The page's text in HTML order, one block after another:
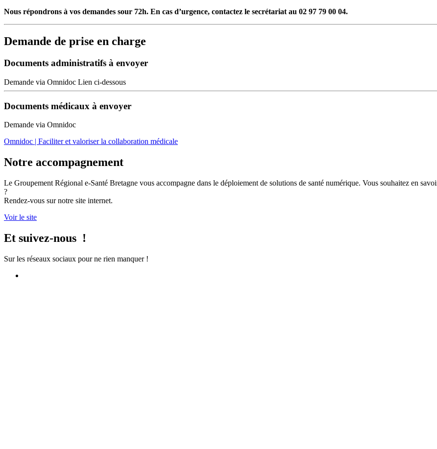
Nous répondrons à vos demandes sour 72h. En cas d’urgence, contactez le secrétariat au 02 97 79 00 04.
Demande de prise en charge
Documents administratifs à envoyer
Demande via Omnidoc Lien ci-dessous
Documents médicaux à envoyer
Demande via Omnidoc
Omnidoc | Faciliter et valoriser la collaboration médicale
Notre accompagnement
Le Groupement Régional e-Santé Bretagne vous accompagne dans le déploiement de solutions de santé numérique. Vous souhaitez en
?
Rendez-vous sur notre site internet.
Voir le site
Et suivez-nous !
Sur les réseaux sociaux pour ne rien manquer !